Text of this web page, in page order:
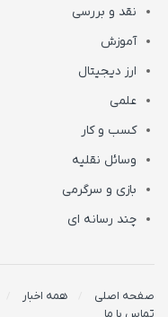
نقد و بررسی
آموزش
ارز دیجیتال
علمی
کسب و کار
وسائل نقلیه
بازی و سرگرمی
چند رسانه ای
صفحه اصلی همه اخبار